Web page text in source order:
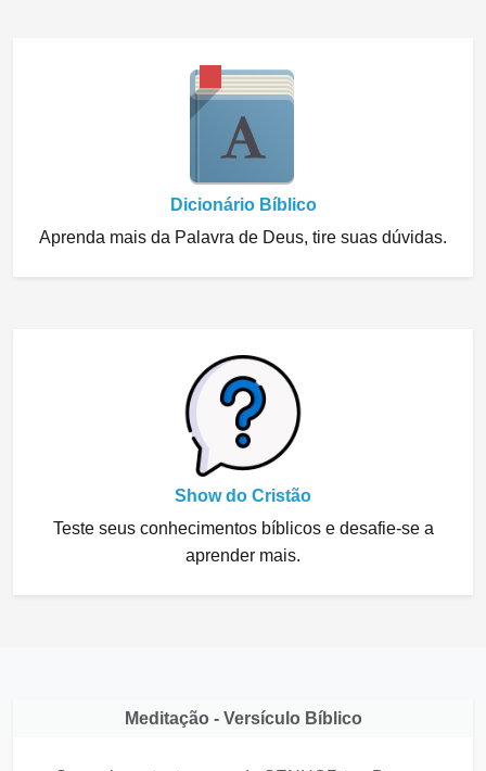
Dicionário Bíblico
Show do Cristão
Teste seus conhecimentos bíblicos e desafie-se a